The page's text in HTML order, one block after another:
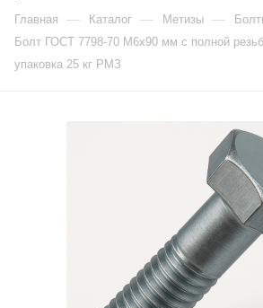
Главная — Каталог — Метизы —
Болт ГОСТ 7798-70 М6х90 мм с полной
упаковка 25 кг РМЗ